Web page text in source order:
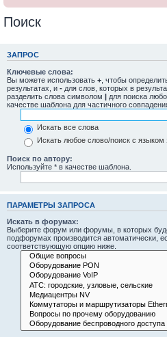
Поиск
ЗАПРОС
Ключевые слова:
Вы можете использовать + , чтобы
результатах, и - для слов, которых в
разделить слова символом | для поиска
качестве шаблона для частичного
Искать все слова
Искать любое слово/поиск с языком
Поиск по автору:
Используйте * в качестве шаблона.
ПАРАМЕТРЫ ЗАПРОСА
Искать в форумах:
Выберите форум или форумы, в которых
подфорумах производится автоматически,
соответствующую опцию ниже.